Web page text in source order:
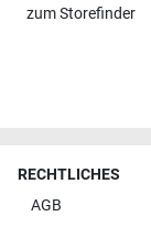
zumStorefinder
RECHTLICHES
AGB